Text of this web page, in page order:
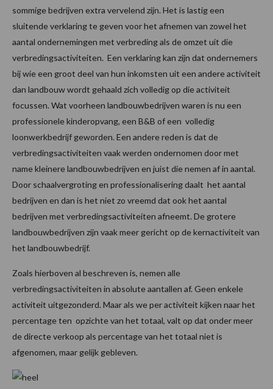
sommige bedrijven extra vervelend zijn. Het is lastig een
sluitende verklaring te geven voor het afnemen van zowel het
aantal ondernemingen met verbreding als de omzet uit die
verbredingsactiviteiten. Een verklaring kan zijn dat ondernemers
bij wie een groot deel van hun inkomsten uit een andere activiteit
dan landbouw wordt gehaald zich volledig op die activiteit
focussen. Wat voorheen landbouwbedrijven waren is nu een
professionele kinderopvang, een B&B of een volledig
loonwerkbedrijf geworden. Een andere reden is dat de
verbredingsactiviteiten vaak werden ondernomen door met
name kleinere landbouwbedrijven en juist die nemen af in aantal.
Door schaalvergroting en professionalisering daalt het aantal
bedrijven en dan is het niet zo vreemd dat ook het aantal
bedrijven met verbredingsactiviteiten afneemt. De grotere
landbouwbedrijven zijn vaak meer gericht op de kernactiviteit van
het landbouwbedrijf.
Zoals hierboven al beschreven is, nemen alle
verbredingsactiviteiten in absolute aantallen af. Geen enkele
activiteit uitgezonderd. Maar als we per activiteit kijken naar het
percentage ten opzichte van het totaal, valt op dat onder meer
de directe verkoop als percentage van het totaal niet is
afgenomen, maar gelijk gebleven.